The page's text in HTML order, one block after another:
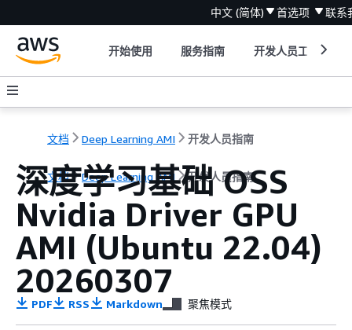
中文 (简体) 首选项 联系
开始使用 服务指南 开发人员工具
文档 Deep Learning AMI 开发人员指南
文档 Deep Learning AMI 开发人员指南
深度学习基础 OSS
Nvidia Driver GPU
AMI (Ubuntu 22.04)
20260307
PDF RSS Markdown 聚焦模式